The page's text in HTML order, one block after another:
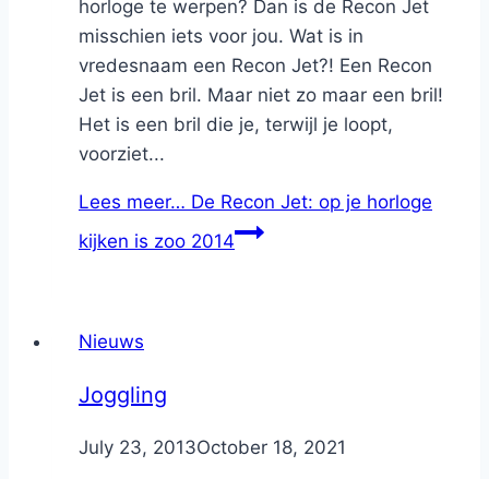
horloge te werpen? Dan is de Recon Jet
misschien iets voor jou. Wat is in
vredesnaam een Recon Jet?! Een Recon
Jet is een bril. Maar niet zo maar een bril!
Het is een bril die je, terwijl je loopt,
voorziet...
Lees meer… De Recon Jet: op je horloge
kijken is zoo 2014
Nieuws
Joggling
ByNicole
July 23, 2013October 18, 2021